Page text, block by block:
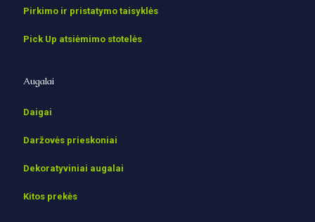
Pirkimo ir pristatymo taisyklės
Pick Up atsiėmimo stotelės
Augalai
Daigai
Daržovės prieskoniai
Dekoratyviniai augalai
Kitos prekės